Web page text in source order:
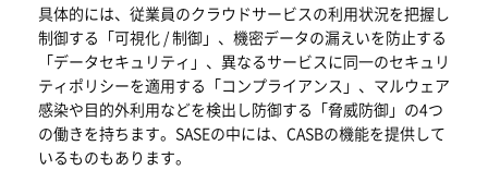
具体的には、従業員のクラウドサービスの利用状況を把握し
制御する「可視化 / 制御」、機密データの漏えいを防止する
「データセキュリティ」、異なるサービスに同一のセキュリ
ティポリシーを適用する「コンプライアンス」、マルウェア
感染や目的外利用などを検出し防御する「脅威防御」の4つ
の働きを持ちます。SASEの中には、CASBの機能を提供して
いるものもあります。